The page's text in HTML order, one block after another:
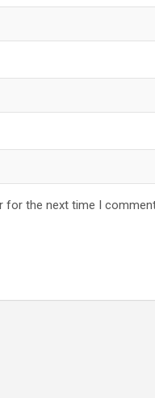
for the next time I